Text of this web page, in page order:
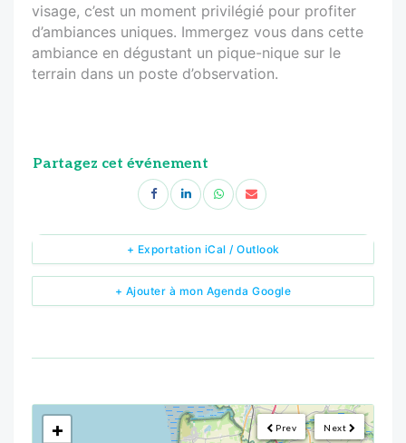
visage, c’est un moment privilégié pour profiter
d’ambiances uniques. Immergez vous dans cette
ambiance en dégustant un pique-nique sur le
terrain dans un poste d’observation.
Partagez cet événement
+ Ajouter à mon Agenda Google
+ Exportation iCal / Outlook
Next
Prev
<!---->
+